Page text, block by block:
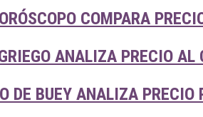
COMPARA
ANALIZA PRECIO AL
DE BUEY ANALIZA PRECIO